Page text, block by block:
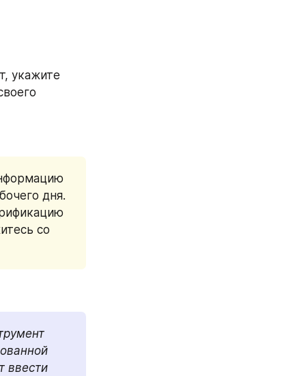
укажите
дня.
со
ввести